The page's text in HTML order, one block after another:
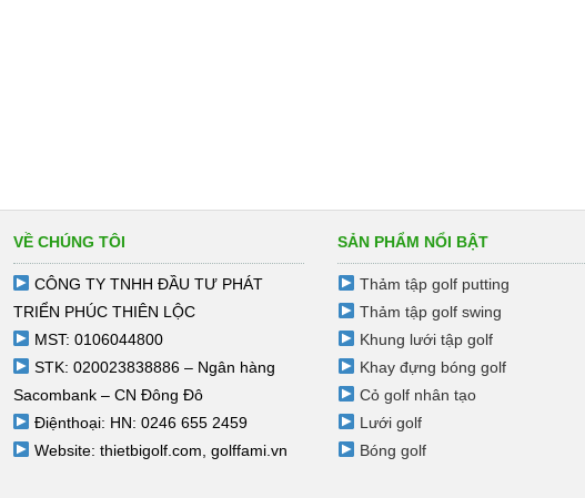
VỀ CHÚNG TÔI
CÔNG TY TNHH ĐẦU TƯ PHÁT
TRIỂN PHÚC THIÊN LỘC
MST: 0106044800
STK: 020023838886 – Ngân hàng
Sacombank – CN Đông Đô
Điệnthoại: HN: 0246 655 2459
Website:thietbigolf.com ,golffami.vn
SẢN PHẨM NỔI BẬT
Thảm tập golf putting
Thảm tập golf swing
Khung lưới tập golf
Khay đựng bóng golf
Cỏ golf nhân tạo
Lưới golf
Bóng golf